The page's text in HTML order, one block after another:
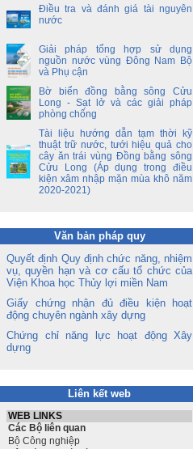
Điều tra và đánh giá tài nguyên
nước
Giải pháp tổng hợp sử dụng
nguồn nước vùng Đông Nam Bộ
và Phụ cận
Bờ biển đồng bằng sông Cửu
Long - Sạt lở và các giải pháp
phòng chống
Tài liệu hướng dẫn tạm thời kỹ
thuật trữ nước, tưới hiệu quả cho
cây ăn trái vùng Đồng bằng sông
Cửu Long (Áp dụng trong điều
kiện xâm nhập mặn mùa khô năm
2020-2021)
Văn bản pháp quy
Quyết định Quy định chức năng, nhiệm
vụ, quyền hạn và cơ cấu tổ chức của
Viện Khoa học Thủy lợi miền Nam
Giấy chứng nhận đủ điều kiện hoạt
động chuyên ngành xây dựng
Chứng chỉ năng lực hoạt động Xây
dựng
Liên kết web